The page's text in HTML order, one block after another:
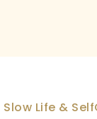
Slow Life &